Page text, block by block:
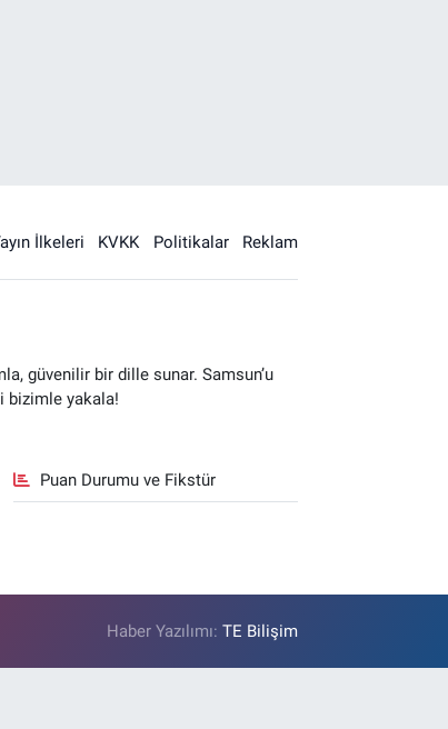
İlkeleri KVKK Politikalar Reklam
güvenilir bir dille sunar. Samsun’u
bizimle yakala!
Puan Durumu ve Fikstür
Haber Yazılımı:TE Bilişim